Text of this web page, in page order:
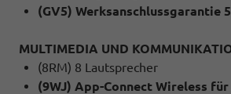
(GV5) Werksanschlussgarantie
MULTIMEDIA UND
(8RM) 8 Lautsprecher
(9WJ) App-Connect Wireless